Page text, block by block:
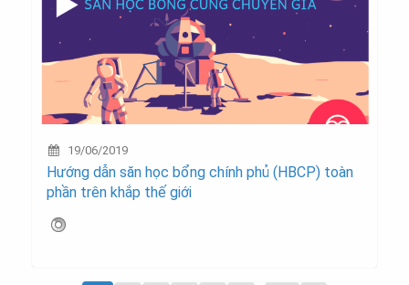
19/06/2019
Hướng dẫn săn học bổng chính phủ (HBCP) toàn
phần trên khắp thế giới